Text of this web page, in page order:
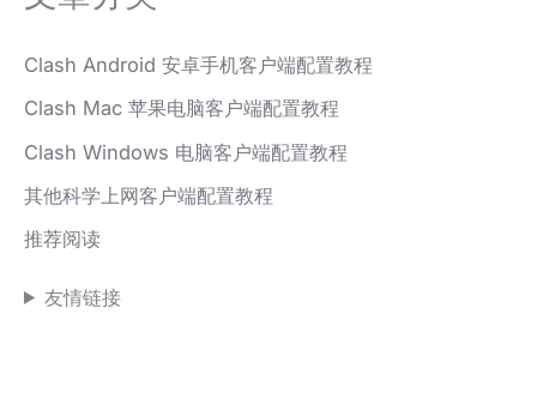
Clash Android 安卓手机客户端配置教程
Clash Mac 苹果电脑客户端配置教程
Clash Windows 电脑客户端配置教程
其他科学上网客户端配置教程
推荐阅读
友情链接